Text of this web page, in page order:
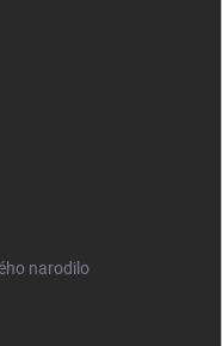
narodilo